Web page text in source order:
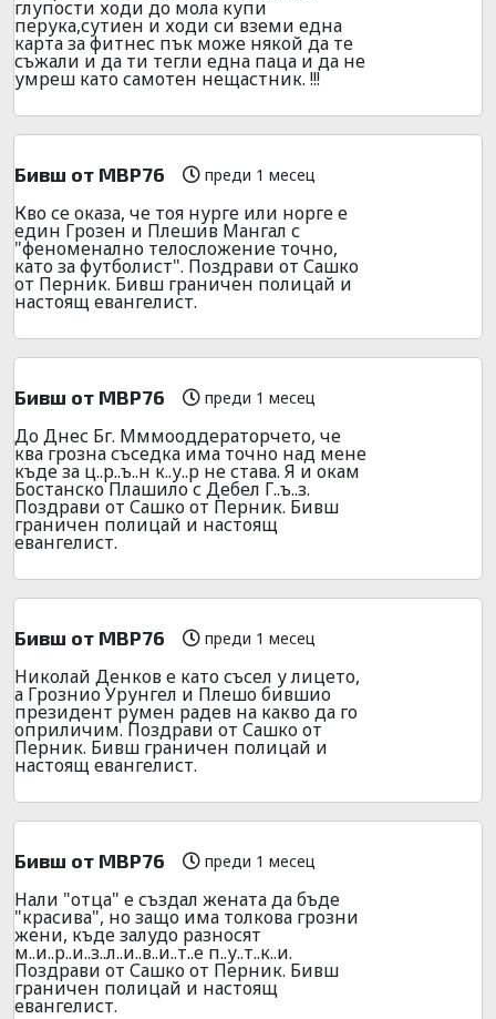
глупости ходи до мола купи
перука,сутиен и ходи си вземи една
карта за фитнес пък може някой да те
съжали и да ти тегли една паца и да не
умреш като самотен нещастник. !!!
Бивш от МВР76 преди 1 месец
Кво се оказа, че тоя нурге или норге е
един Грозен и Плешив Мангал с
"феноменално телосложение точно,
като за футболист". Поздрави от Сашко
от Перник. Бивш граничен полицай и
настоящ евангелист.
Бивш от МВР76 преди 1 месец
До Днес Бг. Мммооддераторчето, че
ква грозна съседка има точно над мене
къде за ц..р..ъ..н к..у..р не става. Я и окам
Бостанско Плашило с Дебел Г..ъ..з.
Поздрави от Сашко от Перник. Бивш
граничен полицай и настоящ
евангелист.
Бивш от МВР76 преди 1 месец
Николай Денков е като съсел у лицето,
а Грознио Урунгел и Плешо бившио
президент румен радев на какво да го
оприличим. Поздрави от Сашко от
Перник. Бивш граничен полицай и
настоящ евангелист.
Бивш от МВР76 преди 1 месец
Нали "отца" е създал жената да бъде
"красива", но защо има толкова грозни
жени, къде залудо разносят
м..и..р..и..з..л..и..в..и..т..е п..у..т..к..и.
Поздрави от Сашко от Перник. Бивш
граничен полицай и настоящ
евангелист.